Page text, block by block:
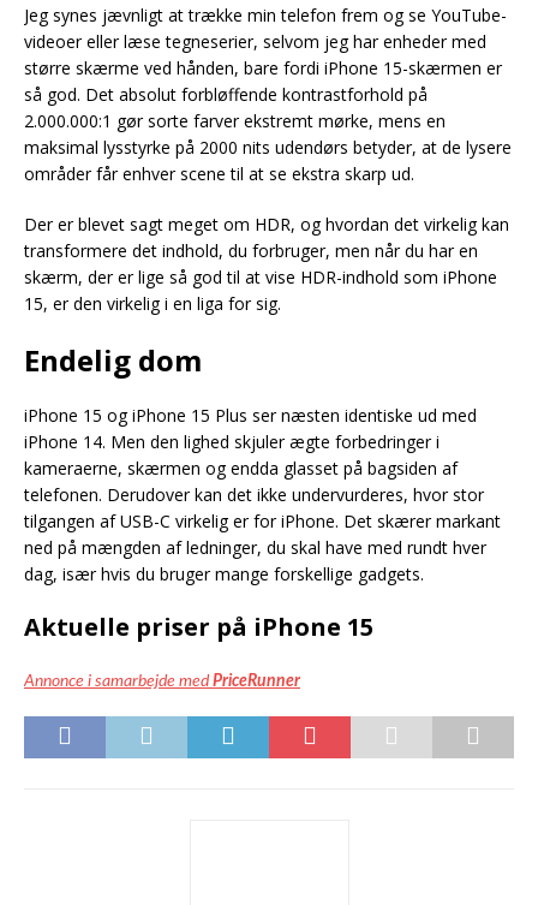
Jeg synes jævnligt at trække min telefon frem og se YouTube-
videoer eller læse tegneserier, selvom jeg har enheder med
større skærme ved hånden, bare fordi iPhone 15-skærmen er
så god. Det absolut forbløffende kontrastforhold på
2.000.000:1 gør sorte farver ekstremt mørke, mens en
maksimal lysstyrke på 2000 nits udendørs betyder, at de lysere
områder får enhver scene til at se ekstra skarp ud.
Der er blevet sagt meget om HDR, og hvordan det virkelig kan
transformere det indhold, du forbruger, men når du har en
skærm, der er lige så god til at vise HDR-indhold som iPhone
15, er den virkelig i en liga for sig.
Endelig dom
iPhone 15 og iPhone 15 Plus ser næsten identiske ud med
iPhone 14. Men den lighed skjuler ægte forbedringer i
kameraerne, skærmen og endda glasset på bagsiden af
telefonen. Derudover kan det ikke undervurderes, hvor stor
tilgangen af USB-C virkelig er for iPhone. Det skærer markant
ned på mængden af ledninger, du skal have med rundt hver
dag, især hvis du bruger mange forskellige gadgets.
Aktuelle priser på iPhone 15
Annonce i samarbejde med PriceRunner